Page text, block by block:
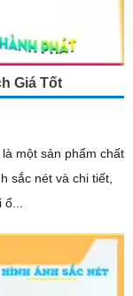
Giá Tốt
một sản phẩm chất
sắc nét và chi tiết,
Với hai ổ...